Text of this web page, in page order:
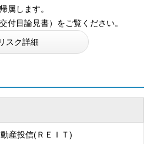
属します。
付目論見書）をご覧ください。
リスク詳細
産投信(ＲＥＩＴ)